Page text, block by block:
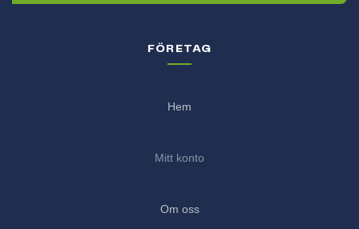
FÖRETAG
Hem
Mitt konto
Om oss